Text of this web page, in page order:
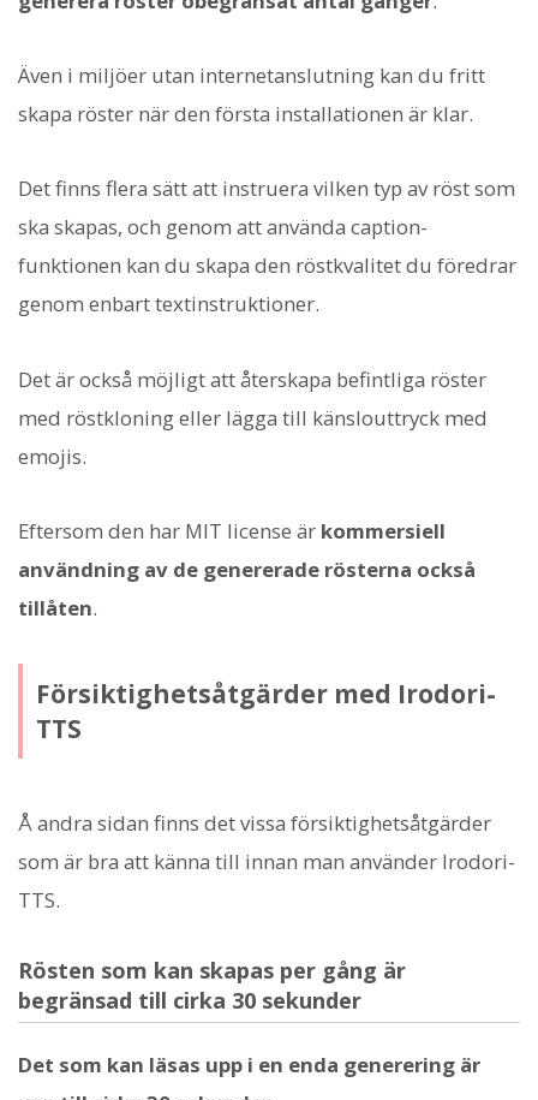
Även i miljöer utan internetanslutning kan du fritt
skapa röster när den första installationen är klar.
Det finns flera sätt att instruera vilken typ av röst som
ska skapas, och genom att använda caption-
funktionen kan du skapa den röstkvalitet du föredrar
genom enbart textinstruktioner.
Det är också möjligt att återskapa befintliga röster
med röstkloning eller lägga till känslouttryck med
emojis.
Eftersom den har MIT license är kommersiell
användning av de genererade rösterna också
tillåten.
Försiktighetsåtgärder med Irodori-
TTS
Å andra sidan finns det vissa försiktighetsåtgärder
som är bra att känna till innan man använder Irodori-
TTS.
Rösten som kan skapas per gång är
begränsad till cirka 30 sekunder
Det som kan läsas upp i en enda generering är